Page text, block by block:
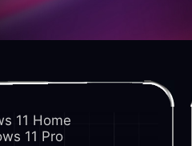
11 Home
11 Pro